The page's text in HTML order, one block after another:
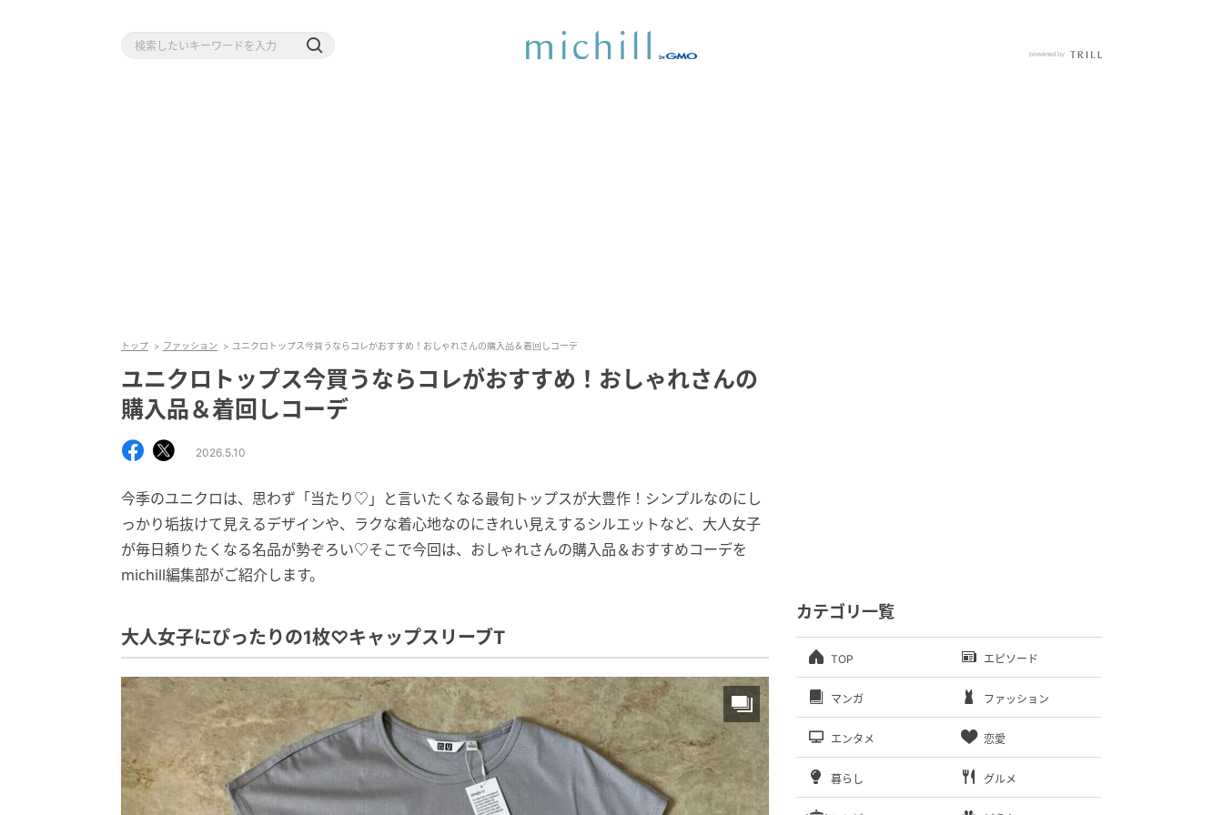
トップ ファッション ユニクロトップス今買うならコレがおすすめ！おしゃれさんの購入品＆着回しコーデ
ユニクロトップス今買うならコレがおすすめ！おしゃれさんの
購入品＆着回しコーデ
2026.5.10
今季のユニクロは、思わず「当たり♡」と言いたくなる最旬トップスが大豊作！シンプルなのにし
っかり垢抜けて見えるデザインや、ラクな着心地なのにきれい見えするシルエットなど、大人女子
が毎日頼りたくなる名品が勢ぞろい♡そこで今回は、おしゃれさんの購入品＆おすすめコーデを
michill編集部がご紹介します。
大人女子にぴったりの1枚♡キャップスリーブT
カテゴリ一覧
TOP エピソード
マンガ ファッション
エンタメ 恋愛
暮らし グルメ